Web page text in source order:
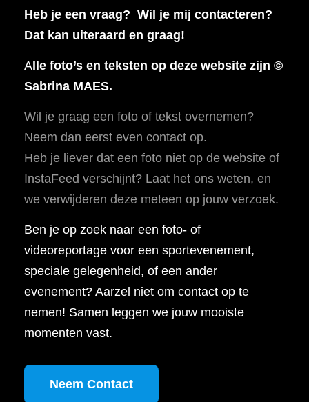
Heb je een vraag? Wil je mij contacteren?
Dat kan uiteraard en graag!
Alle foto’s en teksten op deze website zijn ©
Sabrina MAES.
Wil je graag een foto of tekst overnemen?
Neem dan eerst even contact op.
Heb je liever dat een foto niet op de website of
InstaFeed verschijnt? Laat het ons weten, en
we verwijderen deze meteen op jouw verzoek.
Ben je op zoek naar een foto- of
videoreportage voor een sportevenement,
speciale gelegenheid, of een ander
evenement? Aarzel niet om contact op te
nemen! Samen leggen we jouw mooiste
momenten vast.
Neem Contact